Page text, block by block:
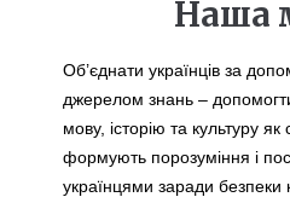
Наша
Об’єднати українців за
джерелом знань –
мову, історію та культуру як
формують порозуміння і
українцями заради безпеки